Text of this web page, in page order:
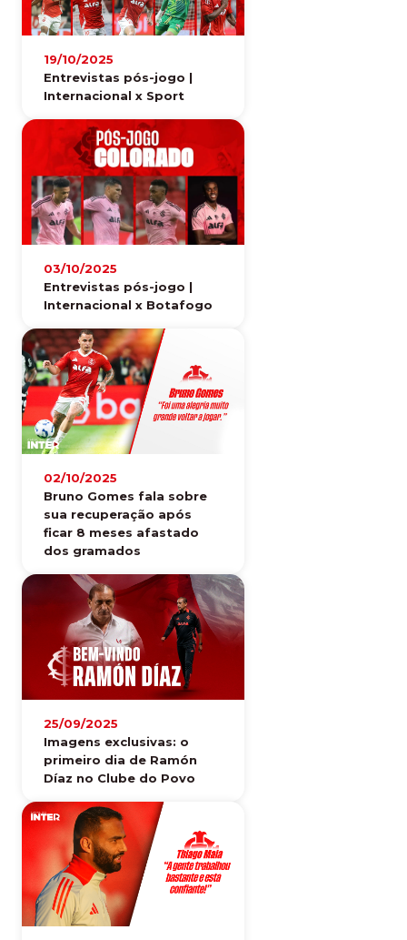
19/10/2025
Entrevistas pós-jogo |
Internacional x Sport
03/10/2025
Entrevistas pós-jogo |
Internacional x Botafogo
02/10/2025
Bruno Gomes fala sobre
sua recuperação após
ficar 8 meses afastado
dos gramados
25/09/2025
Imagens exclusivas: o
primeiro dia de Ramón
Díaz no Clube do Povo